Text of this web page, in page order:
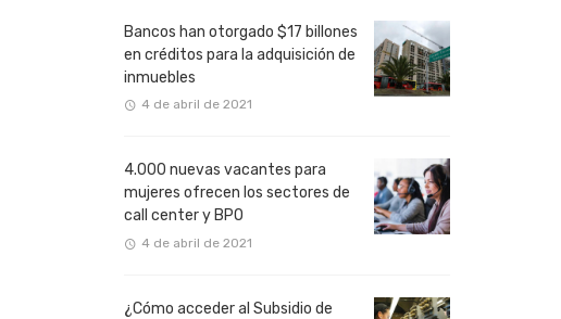
Bancos han otorgado $17 billones
en créditos para la adquisición de
inmuebles
4 de abril de 2021
4.000 nuevas vacantes para
mujeres ofrecen los sectores de
call center y BPO
4 de abril de 2021
¿Cómo acceder al Subsidio de